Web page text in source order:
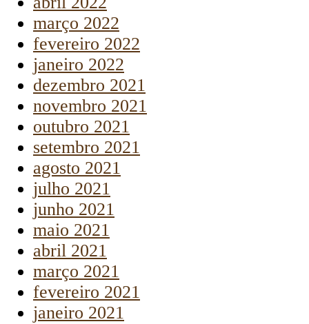
março 2022
fevereiro 2022
janeiro 2022
dezembro 2021
novembro 2021
outubro 2021
setembro 2021
agosto 2021
julho 2021
junho 2021
maio 2021
abril 2021
março 2021
fevereiro 2021
janeiro 2021